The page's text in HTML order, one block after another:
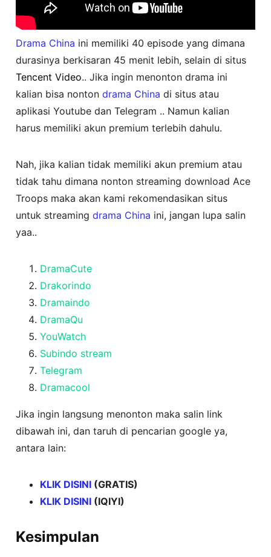
Drama China ini memiliki 40 episode yang dimana
durasinya berkisaran 45 menit lebih, selain di situs
Tencent Video.. Jika ingin menonton drama ini
kalian bisa nontondrama China di situs atau
aplikasi Youtube dan Telegram .. Namun kalian
harus memiliki akun premium terlebih dahulu.
Nah, jika kalian tidak memiliki akun premium atau
tidak tahu dimana nonton streaming download Ace
Troops maka akan kami rekomendasikan situs
untuk streamingdrama China ini, jangan lupa salin
yaa..
DramaCute
Drakorindo
Dramaindo
DramaQu
YouWatch
Subindo stream
Telegram
Dramacool
Jika ingin langsung menonton maka salin link
dibawah ini, dan taruh di pencarian google ya,
antara lain:
KLIK DISINI (GRATIS)
KLIK DISINI (IQIYI)
Kesimpulan